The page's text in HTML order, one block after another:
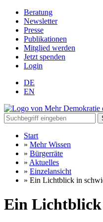
Beratung
Newsletter
Presse
Publikationen
Mitglied werden
Jetzt spenden
Login
DE
EN
Start
» Mehr Wissen
» Bürgerräte
» Aktuelles
» Einzelansicht
» Ein Lichtblick in
Ein Lichtblick